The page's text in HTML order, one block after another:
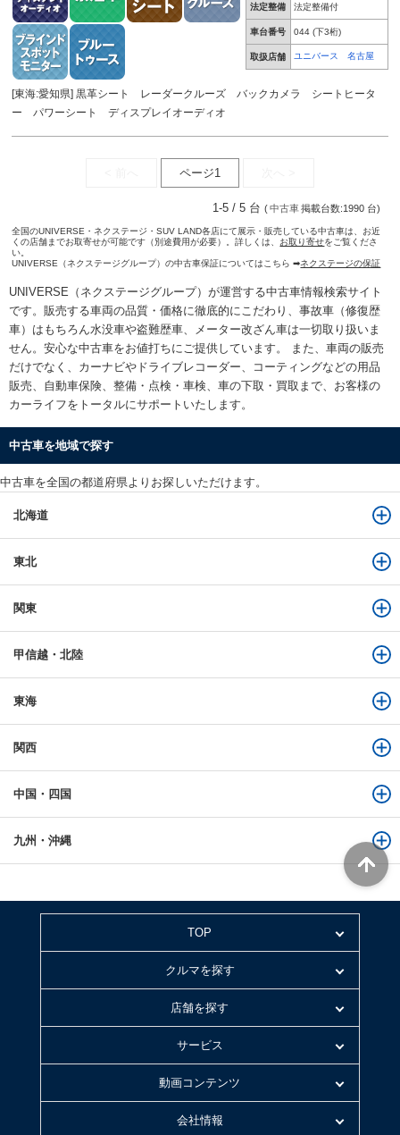
法定整備 法定整備付
車台番号 044 (下3桁)
取扱店舗 ユニバース 名古屋
[東海:愛知県] 黒革シート レーダークルーズ バックカメラ シートヒータ
ー パワーシート ディスプレイオーディオ
ページ1
1-5 / 5 台 (中古車掲載台数:1990 台)
全国のUNIVERSE・ネクステージ・SUV LAND各店にて展示・販売している中古車は、お近
くの店舗までお取寄せが可能です（別途費用が必要）。詳しくは、 お取り寄せをご覧くださ
い。
UNIVERSE（ネクステージグループ）の中古車保証についてはこちら ➡ネクステージの保証
UNIVERSE（ネクステージグループ）が運営する中古車情報検索サイト
です。販売する車両の品質・価格に徹底的にこだわり、事故車（修復歴
車）はもちろん水没車や盗難歴車、メーター改ざん車は一切取り扱いま
せん。安心な中古車をお値打ちにご提供しています。 また、車両の販売
だけでなく、カーナビやドライブレコーダー、コーティングなどの用品
販売、自動車保険、整備・点検・車検、車の下取・買取まで、お客様の
カーライフをトータルにサポートいたします。
中古車を地域で探す
中古車を全国の都道府県よりお探しいただけます。
北海道
東北
関東
甲信越・北陸
東海
関西
中国・四国
九州・沖縄
TOP
クルマを探す
店舗を探す
サービス
動画コンテンツ
会社情報